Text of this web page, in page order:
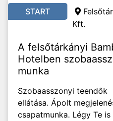
START
Kft.
A felsőtárkányi
Hotelben
munka
Szobaasszonyi teendők
ellátása. Ápolt
csapatmunka. Légy Te